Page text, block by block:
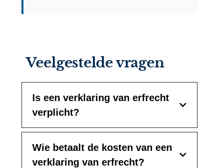
Veelgestelde vragen
Is een verklaring van erfrecht
verplicht?
Wie betaalt de kosten van een
verklaring van erfrecht?